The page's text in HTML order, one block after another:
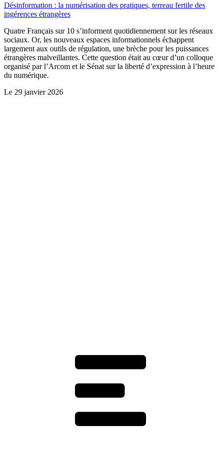
Désinformation : la numérisation des pratiques, terreau fertile des
ingérences étrangères
Quatre Français sur 10 s’informent quotidiennement sur les réseaux
sociaux. Or, les nouveaux espaces informationnels échappent
largement aux outils de régulation, une brèche pour les puissances
étrangères malveillantes. Cette question était au cœur d’un colloque
organisé par l’Arcom et le Sénat sur la liberté d’expression à l’heure
du numérique.
Le 29 janvier 2026